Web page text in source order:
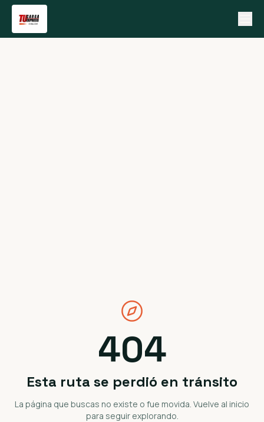
404
Esta ruta se perdió en tránsito
La página que buscas no existe o fue movida. Vuelve al inicio
para seguir explorando.